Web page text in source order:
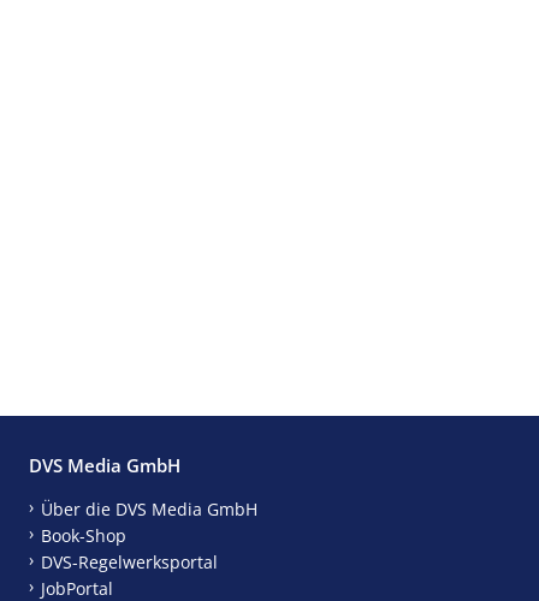
DVS Media GmbH
Über die DVS Media GmbH
Book-Shop
DVS-Regelwerksportal
JobPortal